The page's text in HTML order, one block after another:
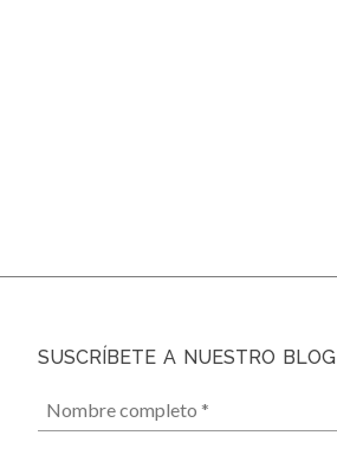
SUSCRÍBETE A NUESTRO BLOG